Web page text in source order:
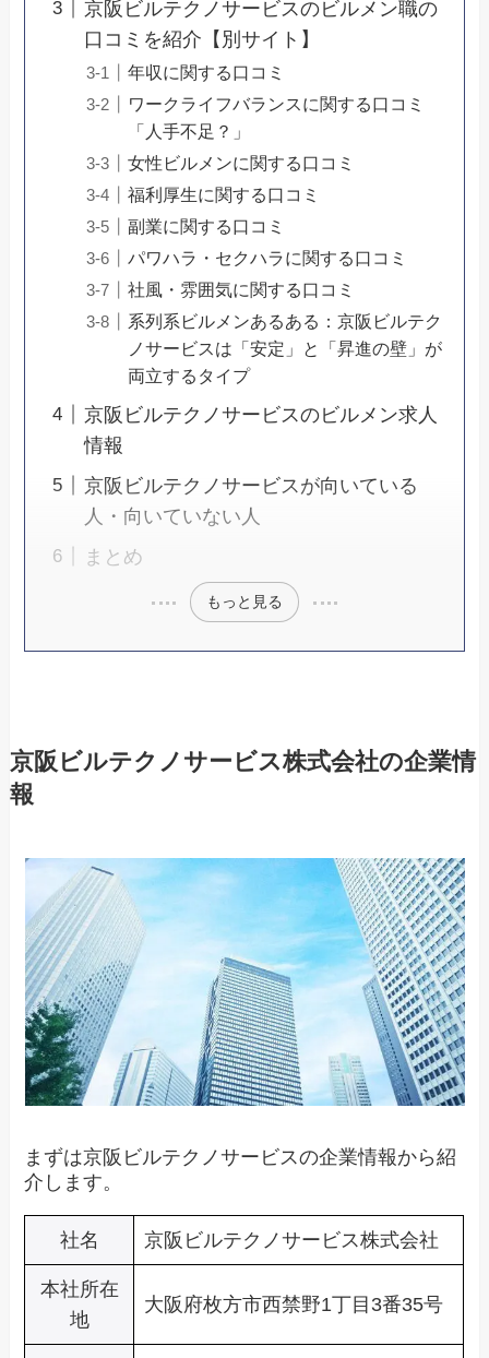
京阪ビルテクノサービスのビルメン職の
口コミを紹介【別サイト】
年収に関する口コミ
ワークライフバランスに関する口コミ
「人手不足？」
女性ビルメンに関する口コミ
福利厚生に関する口コミ
副業に関する口コミ
パワハラ・セクハラに関する口コミ
社風・雰囲気に関する口コミ
系列系ビルメンあるある：京阪ビルテク
ノサービスは「安定」と「昇進の壁」が
両立するタイプ
京阪ビルテクノサービスのビルメン求人
情報
京阪ビルテクノサービスが向いている
人・向いていない人
まとめ
もっと見る
京阪ビルテクノサービス株式会社の企業情
報
まずは京阪ビルテクノサービスの企業情報から紹
介します。
社名 京阪ビルテクノサービス株式会社
本社所在
地
大阪府枚方市西禁野1丁目3番35号